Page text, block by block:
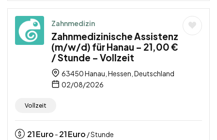
Zahnmedizin
Zahnmedizinische Assistenz
(m/w/d) für Hanau – 21,00 €
/ Stunde – Vollzeit
63450 Hanau, Hessen, Deutschland
02/08/2026
Vollzeit
21Euro - 21Euro / Stunde